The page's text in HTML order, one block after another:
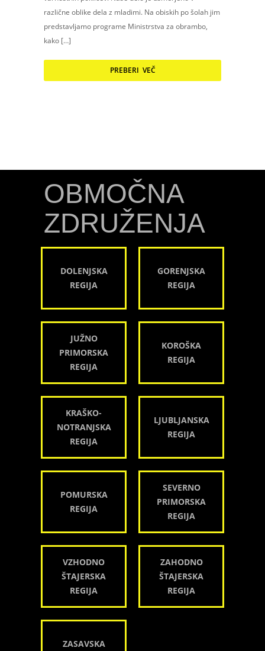
različne oblike dela z mladimi. Na obiskih po šolah jim
predstavljamo programe Ministrstva za obrambo,
kako […]
PREBERI VEČ
OBMOČNA
ZDRUŽENJA
DOLENJSKA
REGIJA
GORENJSKA
REGIJA
JUŽNO
PRIMORSKA
REGIJA
KOROŠKA
REGIJA
KRAŠKO-
NOTRANJSKA
REGIJA
LJUBLJANSKA
REGIJA
POMURSKA
REGIJA
SEVERNO
PRIMORSKA
REGIJA
VZHODNO
ŠTAJERSKA
REGIJA
ZAHODNO
ŠTAJERSKA
REGIJA
ZASAVSKA